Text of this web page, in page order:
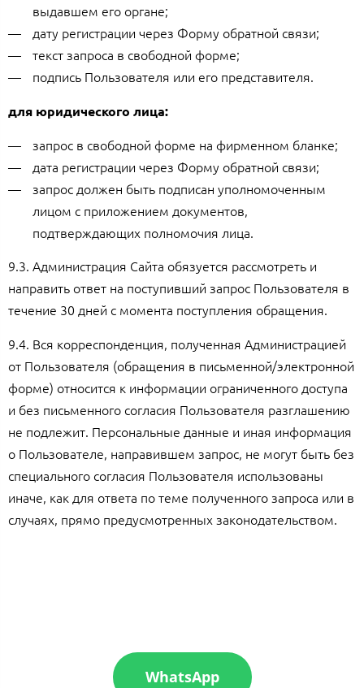
выдавшем его органе;
дату регистрации через Форму обратной связи;
текст запроса в свободной форме;
подпись Пользователя или его представителя.
для юридического лица:
запрос в свободной форме на фирменном бланке;
дата регистрации через Форму обратной связи;
запрос должен быть подписан уполномоченным
лицом с приложением документов,
подтверждающих полномочия лица.
9.3. Администрация Сайта обязуется рассмотреть и
направить ответ на поступивший запрос Пользователя в
течение 30 дней с момента поступления обращения.
9.4. Вся корреспонденция, полученная Администрацией
от Пользователя (обращения в письменной/электронной
форме) относится к информации ограниченного доступа
и без письменного согласия Пользователя разглашению
не подлежит. Персональные данные и иная информация
о Пользователе, направившем запрос, не могут быть без
специального согласия Пользователя использованы
иначе, как для ответа по теме полученного запроса или в
случаях, прямо предусмотренных законодательством.
WhatsApp